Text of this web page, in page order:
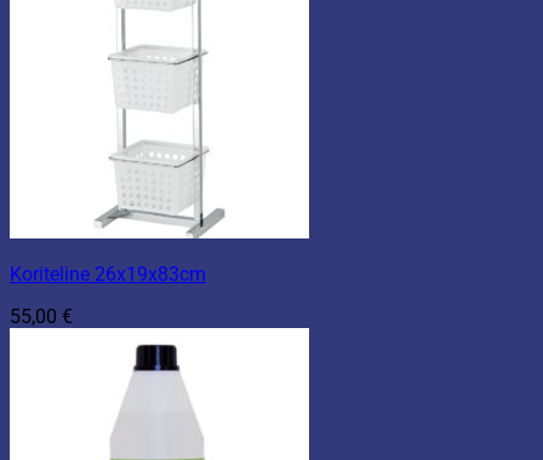
Koriteline 26x19x83cm
55,00 €